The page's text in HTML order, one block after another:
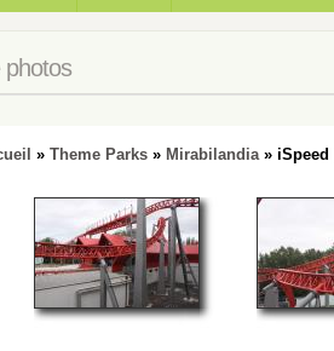
photos
» Theme Parks » Mirabilandia» iSpeed